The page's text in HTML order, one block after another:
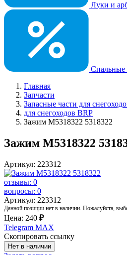
Луки и
Главная
Запчасти
Запасные части для
для снегоходов BRP
Зажим M5318322 5318322
Зажим M5318322
Артикул: 223312
отзывы: 0
вопросы: 0
Артикул: 223312
Данной позиции нет в наличии. Пожалуйста,
Цена: 240 ₽
Telegram MAX
Скопировать ссылку
Нет в наличии